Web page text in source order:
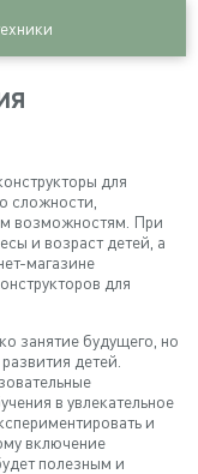
для
сложности,
возможностям. При
и возраст детей, а
магазине
для
занятие будущего, но
детей.
в увлекательное
и
включение
полезным и